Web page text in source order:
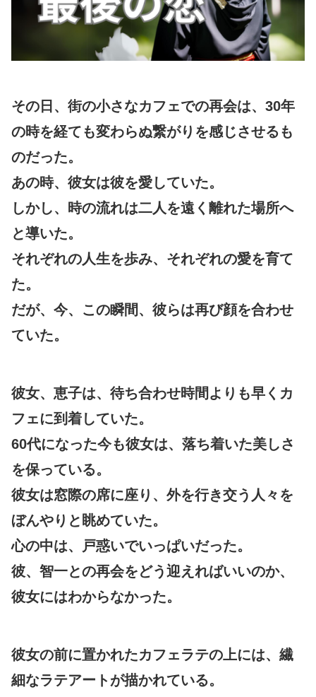
その日、街の小さなカフェでの再会は、30年
の時を経ても変わらぬ繋がりを感じさせるも
のだった。
あの時、彼女は彼を愛していた。
しかし、時の流れは二人を遠く離れた場所へ
と導いた。
それぞれの人生を歩み、それぞれの愛を育て
た。
だが、今、この瞬間、彼らは再び顔を合わせ
ていた。
彼女、恵子は、待ち合わせ時間よりも早くカ
フェに到着していた。
60代になった今も彼女は、落ち着いた美しさ
を保っている。
彼女は窓際の席に座り、外を行き交う人々を
ぼんやりと眺めていた。
心の中は、戸惑いでいっぱいだった。
彼、智一との再会をどう迎えればいいのか、
彼女にはわからなかった。
彼女の前に置かれたカフェラテの上には、繊
細なラテアートが描かれている。